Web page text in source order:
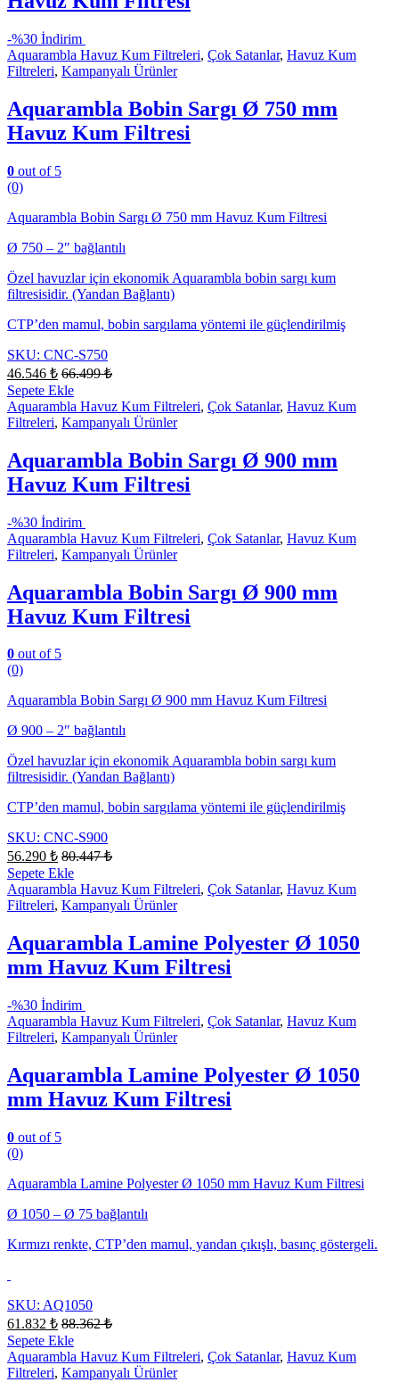
-%30 İndirim
Aquarambla Havuz Kum Filtreleri, Çok Satanlar, Havuz Kum
Filtreleri, Kampanyalı Ürünler
Aquarambla Bobin Sargı Ø 750 mm
Havuz Kum Filtresi
0 out of 5
(0)
Aquarambla Bobin Sargı Ø 750 mm Havuz Kum Filtresi
Ø 750 – 2″ bağlantılı
Özel havuzlar için ekonomik Aquarambla bobin sargı kum
filtresisidir. (Yandan Bağlantı)
CTP’den mamul, bobin sargılama yöntemi ile güçlendirilmiş
SKU: CNC-S750
46.546 ₺ 66.499₺
Sepete Ekle
Aquarambla Havuz Kum Filtreleri, Çok Satanlar, Havuz Kum
Filtreleri, Kampanyalı Ürünler
Aquarambla Bobin Sargı Ø 900 mm
Havuz Kum Filtresi
-%30 İndirim
Aquarambla Havuz Kum Filtreleri, Çok Satanlar, Havuz Kum
Filtreleri, Kampanyalı Ürünler
Aquarambla Bobin Sargı Ø 900 mm
Havuz Kum Filtresi
0 out of 5
(0)
Aquarambla Bobin Sargı Ø 900 mm Havuz Kum Filtresi
Ø 900 – 2″ bağlantılı
Özel havuzlar için ekonomik Aquarambla bobin sargı kum
filtresisidir. (Yandan Bağlantı)
CTP’den mamul, bobin sargılama yöntemi ile güçlendirilmiş
SKU: CNC-S900
56.290 ₺ 80.447₺
Sepete Ekle
Aquarambla Havuz Kum Filtreleri, Çok Satanlar, Havuz Kum
Filtreleri, Kampanyalı Ürünler
Aquarambla Lamine Polyester Ø 1050
mm Havuz Kum Filtresi
-%30 İndirim
Aquarambla Havuz Kum Filtreleri, Çok Satanlar, Havuz Kum
Filtreleri, Kampanyalı Ürünler
Aquarambla Lamine Polyester Ø 1050
mm Havuz Kum Filtresi
0 out of 5
(0)
Aquarambla Lamine Polyester Ø 1050 mm Havuz Kum Filtresi
Ø 1050 – Ø 75 bağlantılı
Kırmızı renkte, CTP’den mamul, yandan çıkışlı, basınç göstergeli.
SKU: AQ1050
61.832 ₺ 88.362₺
Sepete Ekle
Aquarambla Havuz Kum Filtreleri, Çok Satanlar, Havuz Kum
Filtreleri, Kampanyalı Ürünler